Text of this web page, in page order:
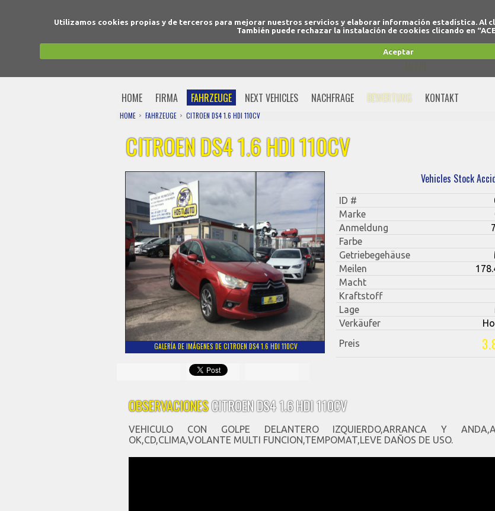
Utilizamos cookies propias y de terceros para mejorar nuestros servicios y elaborar información estadística. Al clicar
También puede rechazar la instalación de cookies clicando en
Aceptar+34 91 691
HOME FIRMA FAHRZEUGE NEXT VEHICLES NACHFRAGE BEWERTUNG KONTAKT
HOME FAHRZEUGE CITROEN DS4 1.6 HDI 110CV
CITROEN DS4 1.6 HDI 110CV
GALERÍA DE IMÁGENES DE CITROEN DS4 1.6 HDI 110CV
Vehicles Stock
ID #
Marke
Anmeldung
Farbe
Getriebegehäuse
Meilen
Macht
Kraftstoff
Lage
Verkäufer
Preis
OBSERVACIONESCITROEN DS4 1.6 HDI 110CV
VEHICULO CON GOLPE DELANTERO IZQUIERDO,ARRANCA Y
OK,CD,CLIMA,VOLANTE MULTI FUNCION,TEMPOMAT,LEVE DAÑOS DE USO.